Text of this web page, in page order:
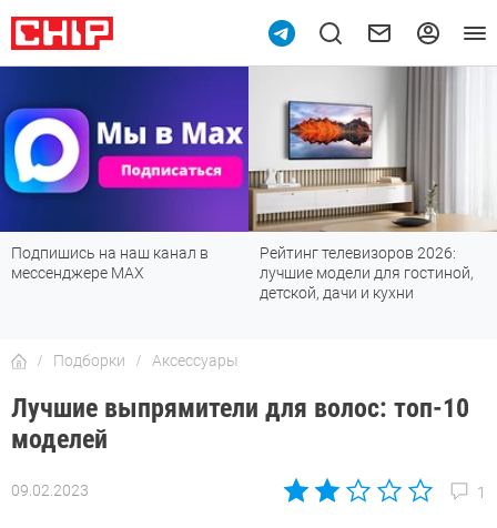
Подпишись на наш канал в
мессенджере МАХ
Рейтинг телевизоров 2026:
лучшие модели для гостиной,
детской, дачи и кухни
Подборки Аксессуары
Лучшие выпрямители для волос: топ-10
моделей
09.02.2023 1
Автор: